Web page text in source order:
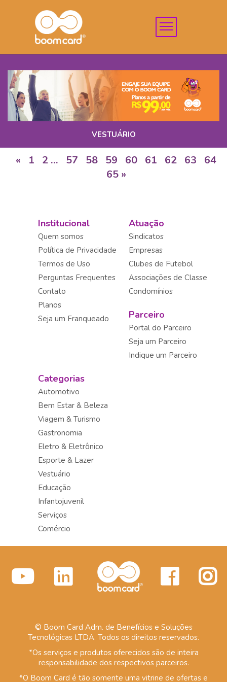
VESTUÁRIO
« 1 2 … 57 58 59 60 61 62 63
64
65 »
Institucional
Quem somos
Política de Privacidade
Termos de Uso
Perguntas Frequentes
Contato
Planos
Seja um Franqueado
Atuação
Sindicatos
Empresas
Clubes de Futebol
Associações de Classe
Condomínios
Parceiro
Portal do Parceiro
Seja um Parceiro
Indique um Parceiro
Categorias
Automotivo
Bem Estar & Beleza
Viagem & Turismo
Gastronomia
Eletro & Eletrônico
Esporte & Lazer
Vestuário
Educação
Infantojuvenil
Serviços
Comércio
© Boom Card Adm. de Benefícios e Soluções
Tecnológicas LTDA. Todos os direitos reservados.
*Os serviços e produtos oferecidos são de inteira
responsabilidade dos respectivos parceiros.
*O Boom Card é tão somente uma vitrine de ofertas e